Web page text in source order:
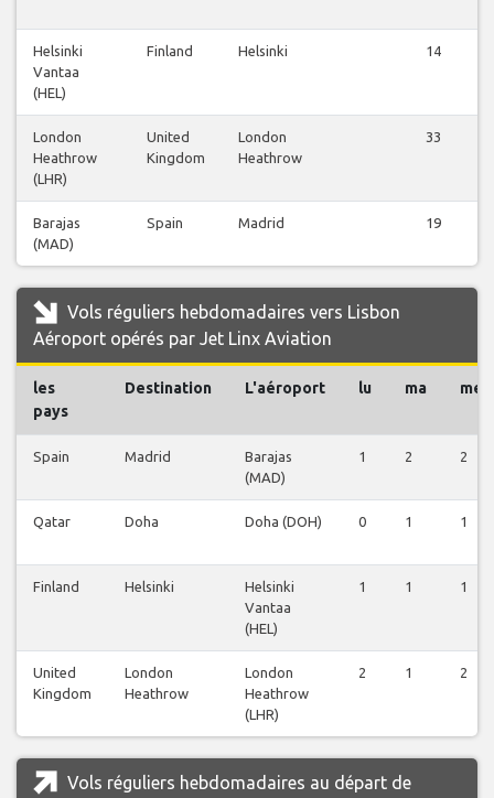
Helsinki
Vantaa
(HEL)
Finland Helsinki 14
London
Heathrow
(LHR)
United
Kingdom
London
Heathrow
33
Barajas
(MAD)
Spain Madrid 19
Vols réguliers hebdomadaires vers Lisbon
Aéroport opérés par Jet Linx Aviation
les
pays
Destination L'aéroport lu ma me
Spain Madrid
Barajas
(MAD)
1 2 2
Qatar Doha Doha (DOH) 0 1 1
Finland Helsinki
Helsinki
Vantaa
(HEL)
1 1 1
United
Kingdom
London
Heathrow
London
Heathrow
(LHR)
2 1 2
Vols réguliers hebdomadaires au départ de